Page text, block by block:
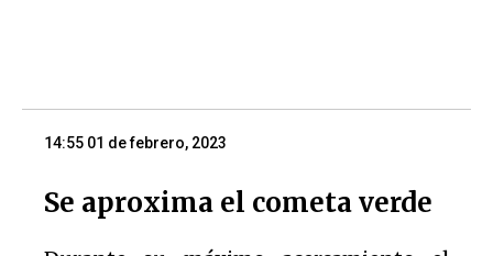
14:55 01 de febrero, 2023
Se aproxima el cometa verde